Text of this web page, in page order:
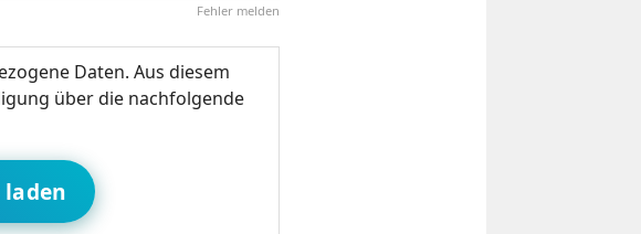
Fehler melden
Daten. Aus diesem
über die nachfolgende